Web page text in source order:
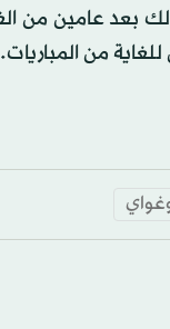
من المباريات.